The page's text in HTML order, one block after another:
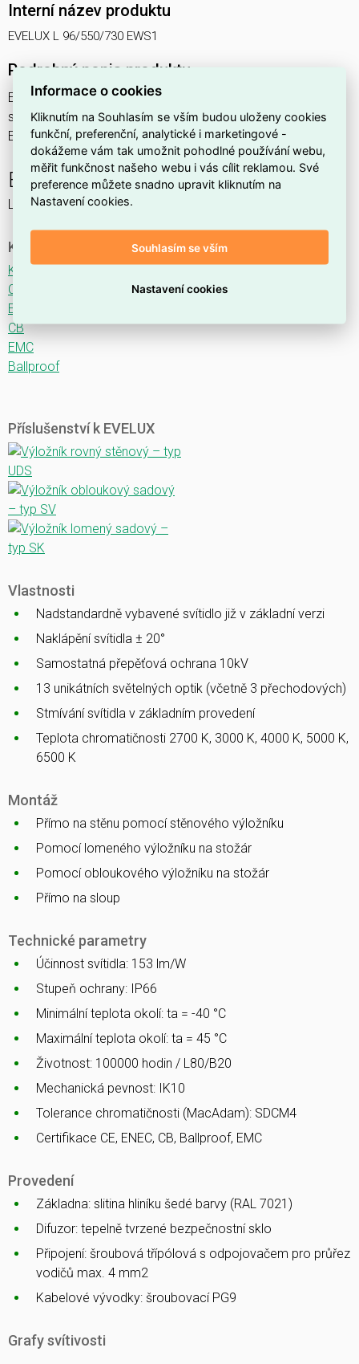
Interní název produktu
EVELUX L 96/550/730 EWS1
Podrobný popis produktu
EVELUX L 96/550/730 EWS1 195W IP66
svítidlo pouliční s modulem LED, spektrum 730A3, optika
EWS1 (Extra Wide Street TYPE III - M)
EVELUX
LED svítidlo pro osvětlení komunikací.
Ke stažení
Katalogový list
CE
ENEC
CB
EMC
Ballproof
Příslušenství k EVELUX
Vlastnosti
Nadstandardně vybavené svítidlo již v základní verzi
Naklápění svítidla ± 20°
Samostatná přepěťová ochrana 10kV
13 unikátních světelných optik (včetně 3 přechodových)
Stmívání svítidla v základním provedení
Teplota chromatičnosti 2700 K, 3000 K, 4000 K, 5000 K,
6500 K
Montáž
Přímo na stěnu pomocí stěnového výložníku
Pomocí lomeného výložníku na stožár
Pomocí obloukového výložníku na stožár
Přímo na sloup
Technické parametry
Účinnost svítidla: 153 lm/W
Stupeň ochrany: IP66
Minimální teplota okolí: ta = -40 °C
Maximální teplota okolí: ta = 45 °C
Životnost: 100000 hodin / L80/B20
Mechanická pevnost: IK10
Tolerance chromatičnosti (MacAdam): SDCM4
Certifikace CE, ENEC, CB, Ballproof, EMC
Provedení
Základna: slitina hliníku šedé barvy (RAL 7021)
Difuzor: tepelně tvrzené bezpečnostní sklo
Připojení: šroubová třípólová s odpojovačem pro průřez
vodičů max. 4 mm2
Kabelové vývodky: šroubovací PG9
Grafy svítivosti
Informace o cookies
Kliknutím na Souhlasím se vším budou uloženy cookies
funkční, preferenční, analytické i marketingové -
dokážeme vám tak umožnit pohodlné používání webu,
měřit funkčnost našeho webu i vás cílit reklamou. Své
preference můžete snadno upravit kliknutím na
Nastavení cookies.
Souhlasím se vším
Nastavení cookies